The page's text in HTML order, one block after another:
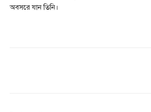
অবসরে যান তিনি।